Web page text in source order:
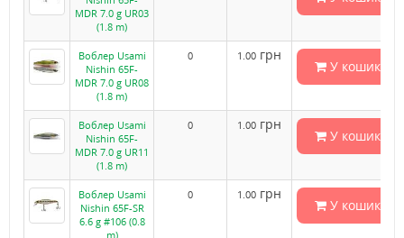
MDR 7.0 g UR03
(1.8 m)
Воблер Usami
Nishin 65F-
MDR 7.0 g UR08
(1.8 m)
0 1.00 грн
У кошик
Воблер Usami
Nishin 65F-
MDR 7.0 g UR11
(1.8 m)
0 1.00 грн
У кошик
Воблер Usami
Nishin 65F-SR
6.6 g #106 (0.8
m)
0 1.00 грн
У кошик